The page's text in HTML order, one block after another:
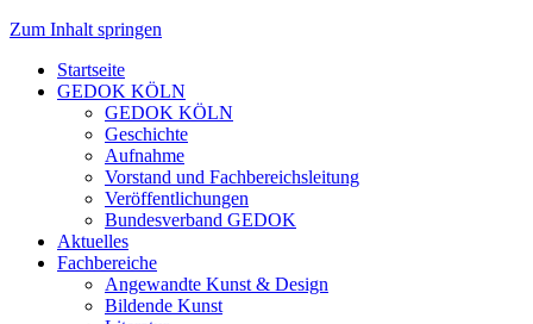
Zum Inhalt springen
Startseite
GEDOK KÖLN
GEDOK KÖLN
Geschichte
Aufnahme
Vorstand und Fachbereichsleitung
Veröffentlichungen
Bundesverband GEDOK
Aktuelles
Fachbereiche
Angewandte Kunst & Design
Bildende Kunst